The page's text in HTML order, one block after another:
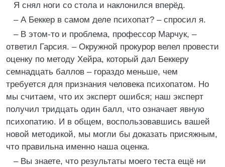
Я снял ноги со стола и наклонился вперёд.
– А Беккер в самом деле психопат? – спросил я.
– В этом-то и проблема, профессор Марчук, –
ответил Гарсия. – Окружной прокурор велел провести
оценку по методу Хейра, который дал Беккеру
семнадцать баллов – гораздо меньше, чем
требуется для признания человека психопатом. Но
мы считаем, что их эксперт ошибся; наш эксперт
получил тридцать один балл, что означает явную
психопатию. И в общем, воспользовавшись вашей
новой методикой, мы могли бы доказать присяжным,
что правильна именно наша оценка.
– Вы знаете, что результаты моего теста ещё ни